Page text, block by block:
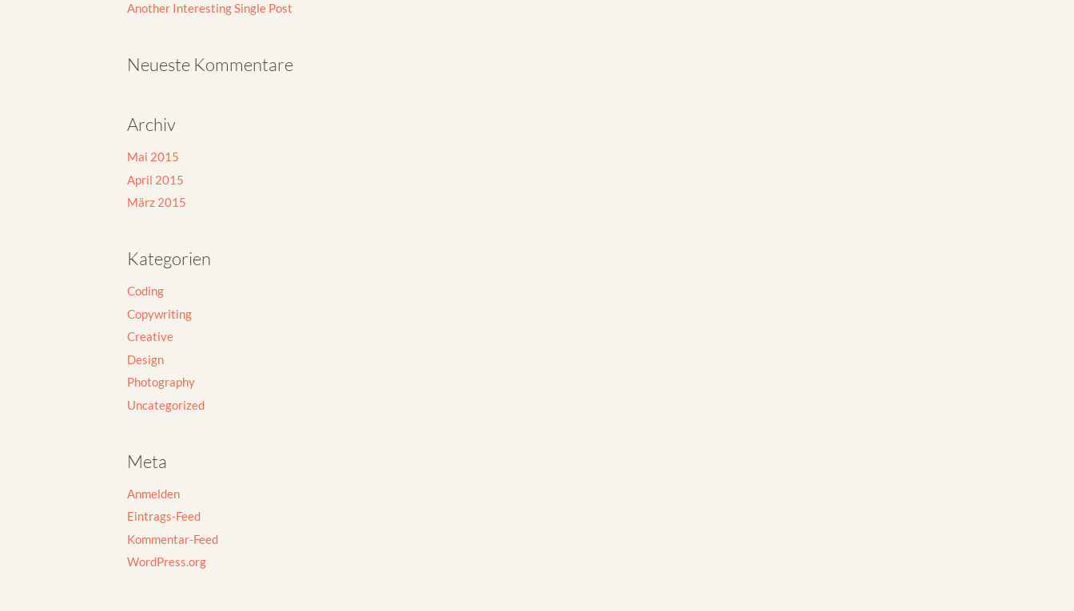
Another Interesting Single Post
Neueste Kommentare
Archiv
Mai 2015
April 2015
März 2015
Kategorien
Coding
Copywriting
Creative
Design
Photography
Uncategorized
Meta
Anmelden
Eintrags-Feed
Kommentar-Feed
WordPress.org